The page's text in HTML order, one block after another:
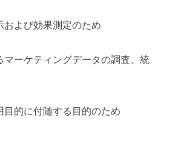
および効果測定のため
マーケティングデータの調査、統
目的に付随する目的のため